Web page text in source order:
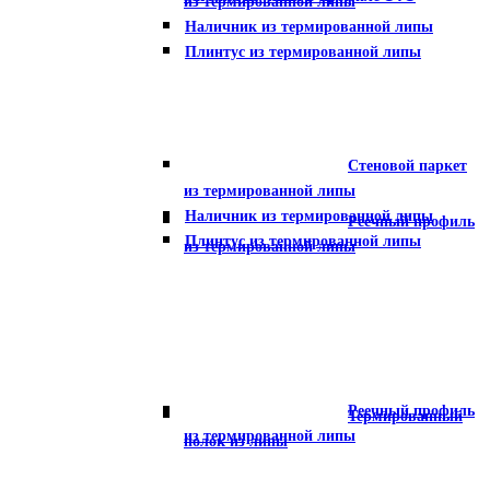
Стеновой паркет
из термированной липы
Наличник из термированной липы
Плинтус из термированной липы
Реечный профиль
из термированной липы
Наличник из термированной липы
Плинтус из термированной липы
Реечный профиль
из термированной липы
Термированный
полок из липы